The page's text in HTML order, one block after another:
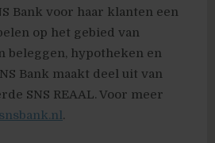
Bank voor haar klanten een
op het gebied van
beleggen, hypotheken en
Bank maakt deel uit van
SNS REAAL. Voor meer
.